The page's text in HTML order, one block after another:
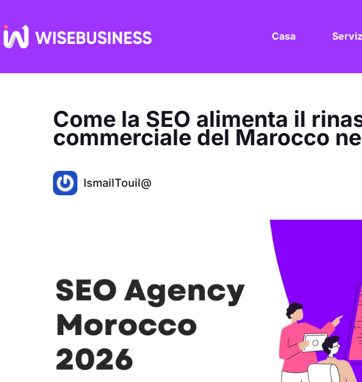
contenuto
Casa
Come la SEO alimenta il
commerciale del Marocco
IsmailTouil@